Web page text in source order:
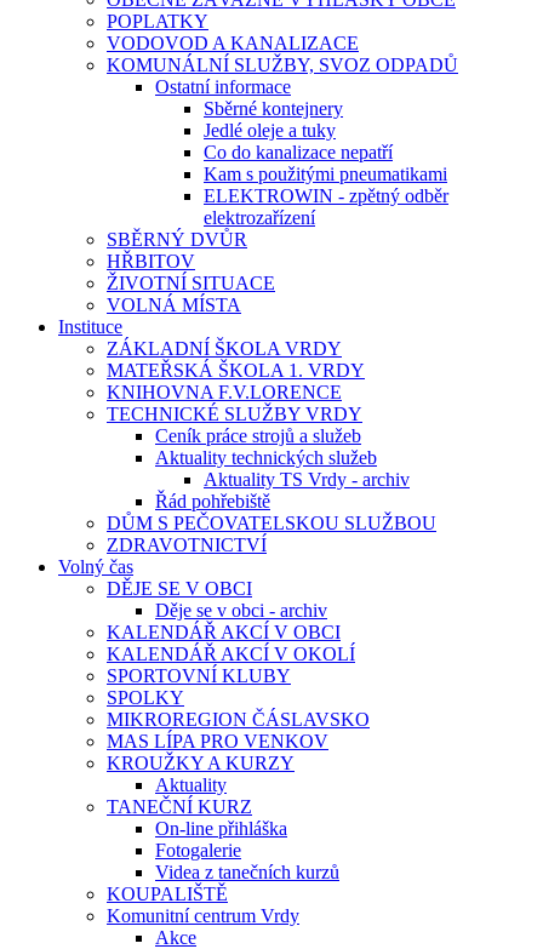
POPLATKY
VODOVOD A KANALIZACE
KOMUNÁLNÍ SLUŽBY, SVOZ ODPADŮ
Ostatní informace
Sběrné kontejnery
Jedlé oleje a tuky
Co do kanalizace nepatří
Kam s použitými pneumatikami
ELEKTROWIN - zpětný odběr
elektrozařízení
SBĚRNÝ DVŮR
HŘBITOV
ŽIVOTNÍ SITUACE
VOLNÁ MÍSTA
Instituce
ZÁKLADNÍ ŠKOLA VRDY
MATEŘSKÁ ŠKOLA 1. VRDY
KNIHOVNA F.V.LORENCE
TECHNICKÉ SLUŽBY VRDY
Ceník práce strojů a služeb
Aktuality technických služeb
Aktuality TS Vrdy - archiv
Řád pohřebiště
DŮM S PEČOVATELSKOU SLUŽBOU
ZDRAVOTNICTVÍ
Volný čas
DĚJE SE V OBCI
Děje se v obci - archiv
KALENDÁŘ AKCÍ V OBCI
KALENDÁŘ AKCÍ V OKOLÍ
SPORTOVNÍ KLUBY
SPOLKY
MIKROREGION ČÁSLAVSKO
MAS LÍPA PRO VENKOV
KROUŽKY A KURZY
Aktuality
TANEČNÍ KURZ
On-line přihláška
Fotogalerie
Videa z tanečních kurzů
KOUPALIŠTĚ
Komunitní centrum Vrdy
Akce